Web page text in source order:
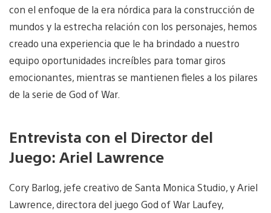
con el enfoque de la era nórdica para la construcción de
mundos y la estrecha relación con los personajes, hemos
creado una experiencia que le ha brindado a nuestro
equipo oportunidades increíbles para tomar giros
emocionantes, mientras se mantienen fieles a los pilares
de la serie de God of War.
Entrevista con el Director del
Juego: Ariel Lawrence
Cory Barlog, jefe creativo de Santa Monica Studio, y Ariel
Lawrence, directora del juego God of War Laufey,